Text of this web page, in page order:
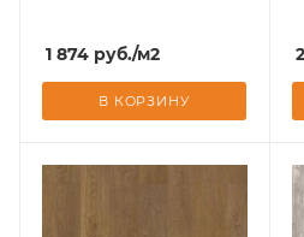
1 874 руб./м2
В КОРЗИНУ